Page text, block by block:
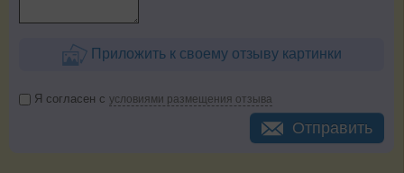
Приложить к своему отзыву картинки
Я согласен с условиями размещения отзыва
Отправить